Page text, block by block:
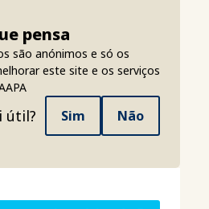
pensa
são anónimos e só os
este site e os serviços
útil? Sim Não